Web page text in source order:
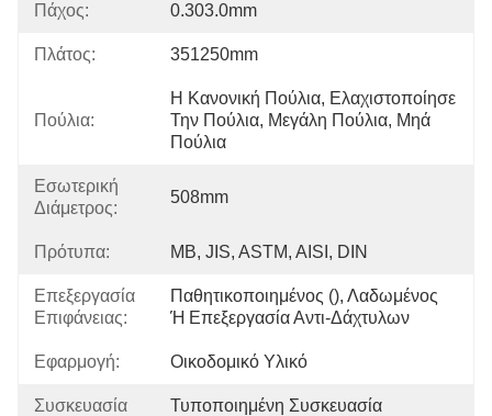
Πάχος: 0.303.0mm
Πλάτος: 351250mm
Πούλια:
Η Κανονική Πούλια, Ελαχιστοποίησε
Την Πούλια, Μεγάλη Πούλια, Μηά
Πούλια
Εσωτερική
Διάμετρος:
508mm
Πρότυπα: ΜΒ, JIS, ASTM, AISI, DIN
Επεξεργασία
Επιφάνειας:
Παθητικοποιημένος (), Λαδωμένος
Ή Επεξεργασία Αντι-Δάχτυλων
Εφαρμογή: Οικοδομικό Υλικό
Συσκευασία
Τυποποιημένη Συσκευασία